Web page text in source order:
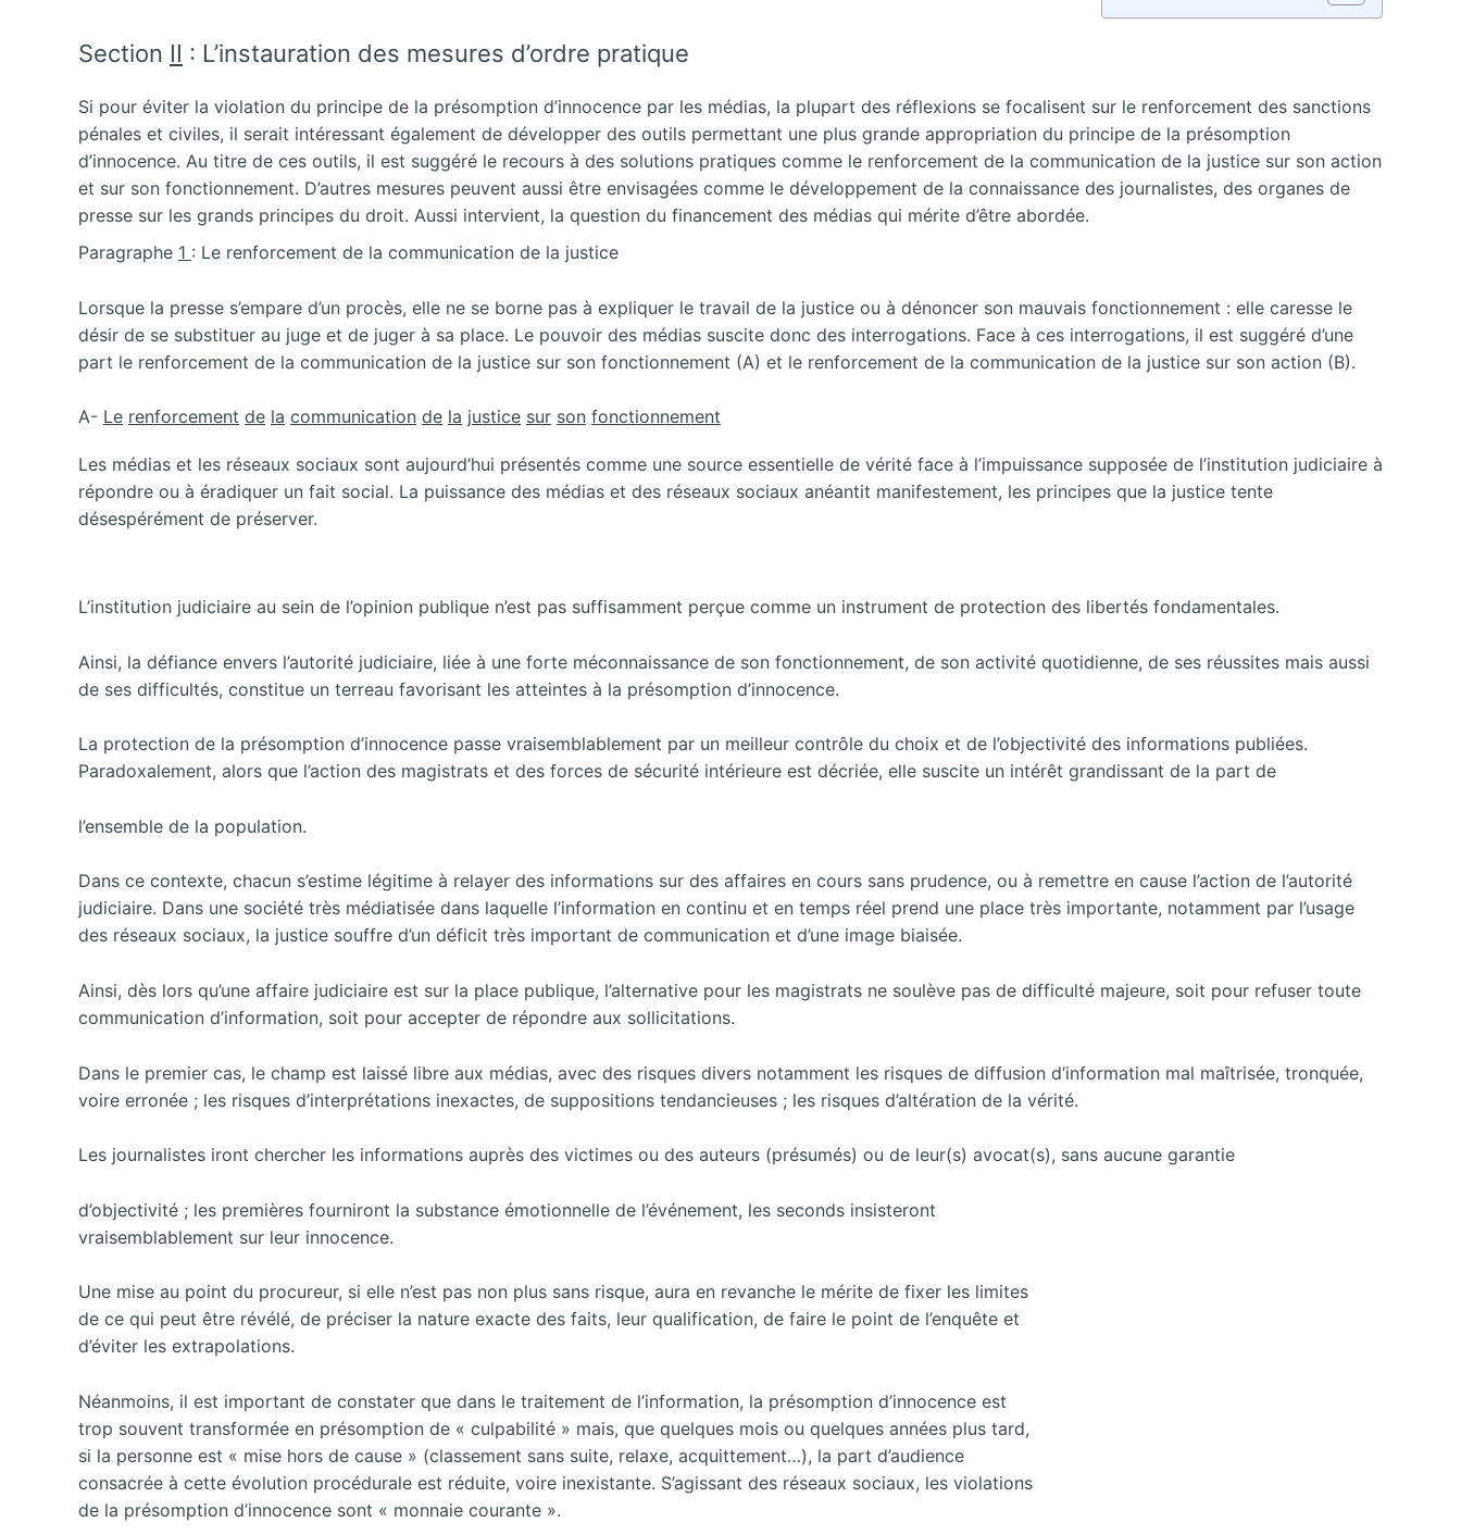
Section II : L’instauration des mesures d’ordre pratique
Si pour éviter la violation du principe de la présomption d’innocence par les médias, la plupart des réflexions se focalisent sur le renforcement des sanctions
pénales et civiles, il serait intéressant également de développer des outils permettant une plus grande appropriation du principe de la présomption
d’innocence. Au titre de ces outils, il est suggéré le recours à des solutions pratiques comme le renforcement de la communication de la justice sur son action
et sur son fonctionnement. D’autres mesures peuvent aussi être envisagées comme le développement de la connaissance des journalistes, des organes de
presse sur les grands principes du droit. Aussi intervient, la question du financement des médias qui mérite d’être abordée.
Paragraphe 1 : Le renforcement de la communication de la justice
Lorsque la presse s’empare d’un procès, elle ne se borne pas à expliquer le travail de la justice ou à dénoncer son mauvais fonctionnement : elle caresse le
désir de se substituer au juge et de juger à sa place. Le pouvoir des médias suscite donc des interrogations. Face à ces interrogations, il est suggéré d’une
part le renforcement de la communication de la justice sur son fonctionnement (A) et le renforcement de la communication de la justice sur son action (B).
A- Le renforcement de la communication de la justice sur son fonctionnement
Les médias et les réseaux sociaux sont aujourd’hui présentés comme une source essentielle de vérité face à l’impuissance supposée de l’institution judiciaire à
répondre ou à éradiquer un fait social. La puissance des médias et des réseaux sociaux anéantit manifestement, les principes que la justice tente
désespérément de préserver.
L’institution judiciaire au sein de l’opinion publique n’est pas suffisamment perçue comme un instrument de protection des libertés fondamentales.
Ainsi, la défiance envers l’autorité judiciaire, liée à une forte méconnaissance de son fonctionnement, de son activité quotidienne, de ses réussites mais aussi
de ses difficultés, constitue un terreau favorisant les atteintes à la présomption d’innocence.
La protection de la présomption d’innocence passe vraisemblablement par un meilleur contrôle du choix et de l’objectivité des informations publiées.
Paradoxalement, alors que l’action des magistrats et des forces de sécurité intérieure est décriée, elle suscite un intérêt grandissant de la part de
l’ensemble de la population.
Dans ce contexte, chacun s’estime légitime à relayer des informations sur des affaires en cours sans prudence, ou à remettre en cause l’action de l’autorité
judiciaire. Dans une société très médiatisée dans laquelle l’information en continu et en temps réel prend une place très importante, notamment par l’usage
des réseaux sociaux, la justice souffre d’un déficit très important de communication et d’une image biaisée.
Ainsi, dès lors qu’une affaire judiciaire est sur la place publique, l’alternative pour les magistrats ne soulève pas de difficulté majeure, soit pour refuser toute
communication d’information, soit pour accepter de répondre aux sollicitations.
Dans le premier cas, le champ est laissé libre aux médias, avec des risques divers notamment les risques de diffusion d’information mal maîtrisée, tronquée,
voire erronée ; les risques d’interprétations inexactes, de suppositions tendancieuses ; les risques d’altération de la vérité.
Les journalistes iront chercher les informations auprès des victimes ou des auteurs (présumés) ou de leur(s) avocat(s), sans aucune garantie
d’objectivité ; les premières fourniront la substance émotionnelle de l’événement, les seconds insisteront
vraisemblablement sur leur innocence.
Une mise au point du procureur, si elle n’est pas non plus sans risque, aura en revanche le mérite de fixer les limites
de ce qui peut être révélé, de préciser la nature exacte des faits, leur qualification, de faire le point de l’enquête et
d’éviter les extrapolations.
Néanmoins, il est important de constater que dans le traitement de l’information, la présomption d’innocence est
trop souvent transformée en présomption de « culpabilité » mais, que quelques mois ou quelques années plus tard,
si la personne est « mise hors de cause » (classement sans suite, relaxe, acquittement…), la part d’audience
consacrée à cette évolution procédurale est réduite, voire inexistante. S’agissant des réseaux sociaux, les violations
de la présomption d’innocence sont « monnaie courante ».